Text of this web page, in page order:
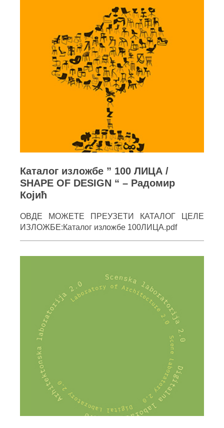
Каталог изложбе ” 100 ЛИЦА /
SHAPE OF DESIGN “ – Радомир
Којић
ОВДЕ МОЖЕТЕ ПРЕУЗЕТИ КАТАЛОГ ЦЕЛЕ
ИЗЛОЖБЕ:Каталог изложбе 100ЛИЦА.pdf